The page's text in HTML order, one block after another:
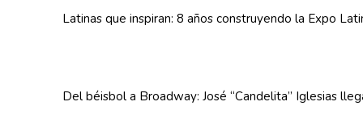
Latinas que inspiran: 8 años construyendo la Expo
Del béisbol a Broadway: José “Candelita” Iglesias